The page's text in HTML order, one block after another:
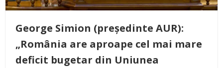
George Simion (președinte AUR):
„România are aproape cel mai mare
deficit bugetar din Uniunea